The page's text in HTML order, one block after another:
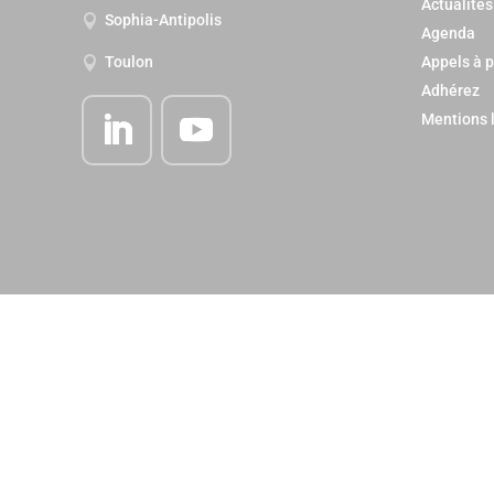
 Sophia-Antipolis
 Toulon
Actualités
Agenda
Appels à
Adhérez
Mentions